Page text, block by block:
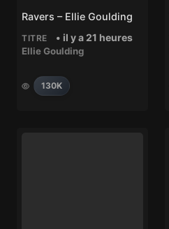
Ravers – Ellie Goulding
TITRE • il y a 21 heures
Ellie Goulding
130K